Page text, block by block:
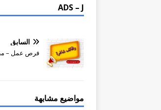
ADS – J
السابق
فرص عمل –
مواضيع مشابهة